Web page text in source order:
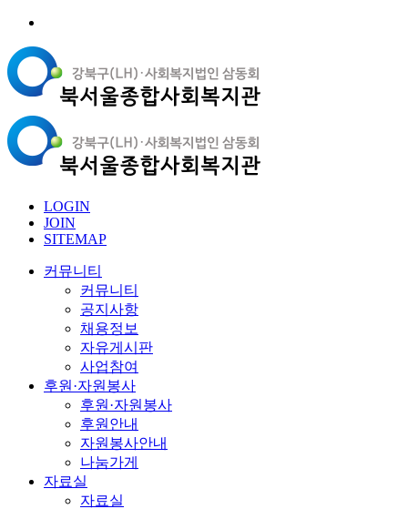
LOGIN
JOIN
SITEMAP
커뮤니티
커뮤니티
공지사항
채용정보
자유게시판
사업참여
후원·자원봉사
후원·자원봉사
후원안내
자원봉사안내
나눔가게
자료실
자료실